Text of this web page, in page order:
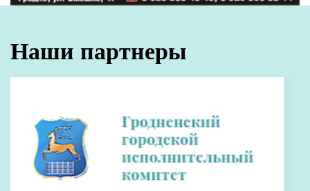
Наши партнеры